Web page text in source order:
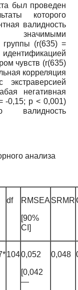
был проведен
которого
валидность
значимыми
группы (r(635) =
чувств (r(635)
корреляция
экстраверсией
негативная
-0,15; p < 0,001)
валидность
анализа
df RMSEA
[90%
CI]
SRMR
1040,052
[0,042
—
0,048